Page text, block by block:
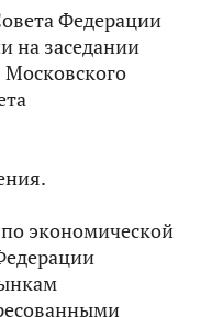
Федерации
на заседании
Московского
экономической